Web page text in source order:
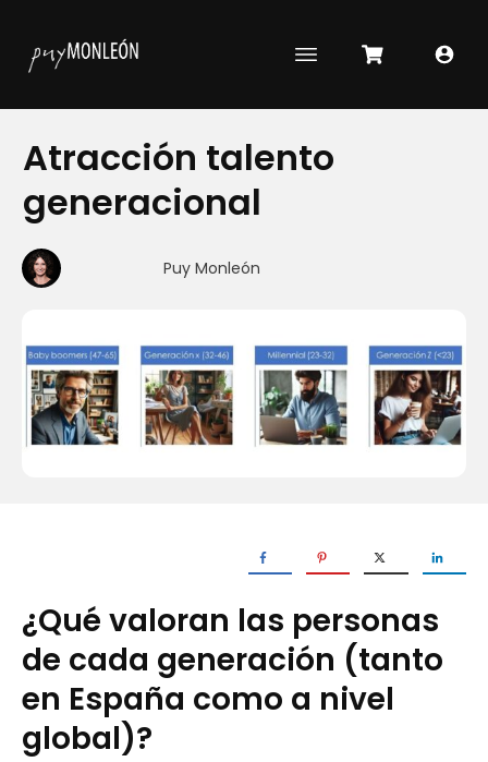
Atracción talento
generacional
Puy Monleón
¿Qué valoran las personas
de cada generación (tanto
en España como a nivel
global)?